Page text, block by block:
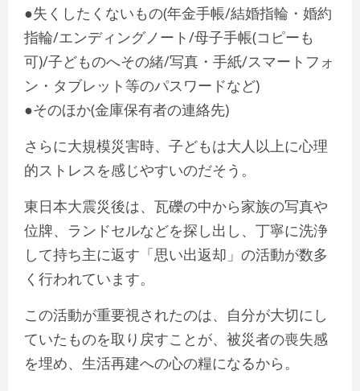
●失くしたくないもの(年金手帳/結婚指輪・婚約
指輪/エンディングノート/母子手帳(コピーも
可)/子どものへその緒/写真・手紙/スマートフォ
ン・タブレット等のパスワードなど)
●そのほか(金庫保有者の連絡先)
さらに大規模災害時、子どもは大人以上に心理
的ストレスを感じやすいのだそう。
東日本大震災後は、瓦礫の中から家族の写真や
位牌、ランドセルなどを探し出し、丁寧に洗浄
して持ち主に返す「思い出返却」の活動が数多
く行われています。
この活動が重要視されたのは、自分が大切にし
ていたものを取り戻すことが、被災者の喪失感
を埋め、生活再建への心の糧になるから。